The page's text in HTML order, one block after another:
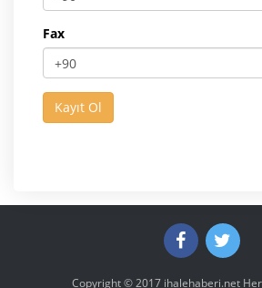
Fax
Copyright © 2017 ihalehaberi.net